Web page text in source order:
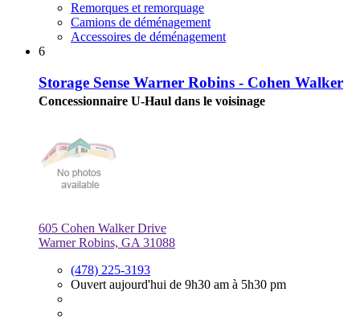
Remorques et remorquage
Camions de déménagement
Accessoires de déménagement
6
Storage Sense Warner Robins - Cohen Walker
Concessionnaire U-Haul dans le voisinage
605 Cohen Walker Drive
Warner Robins, GA 31088
(478) 225-3193
Ouvert aujourd'hui de 9h30 am à 5h30 pm